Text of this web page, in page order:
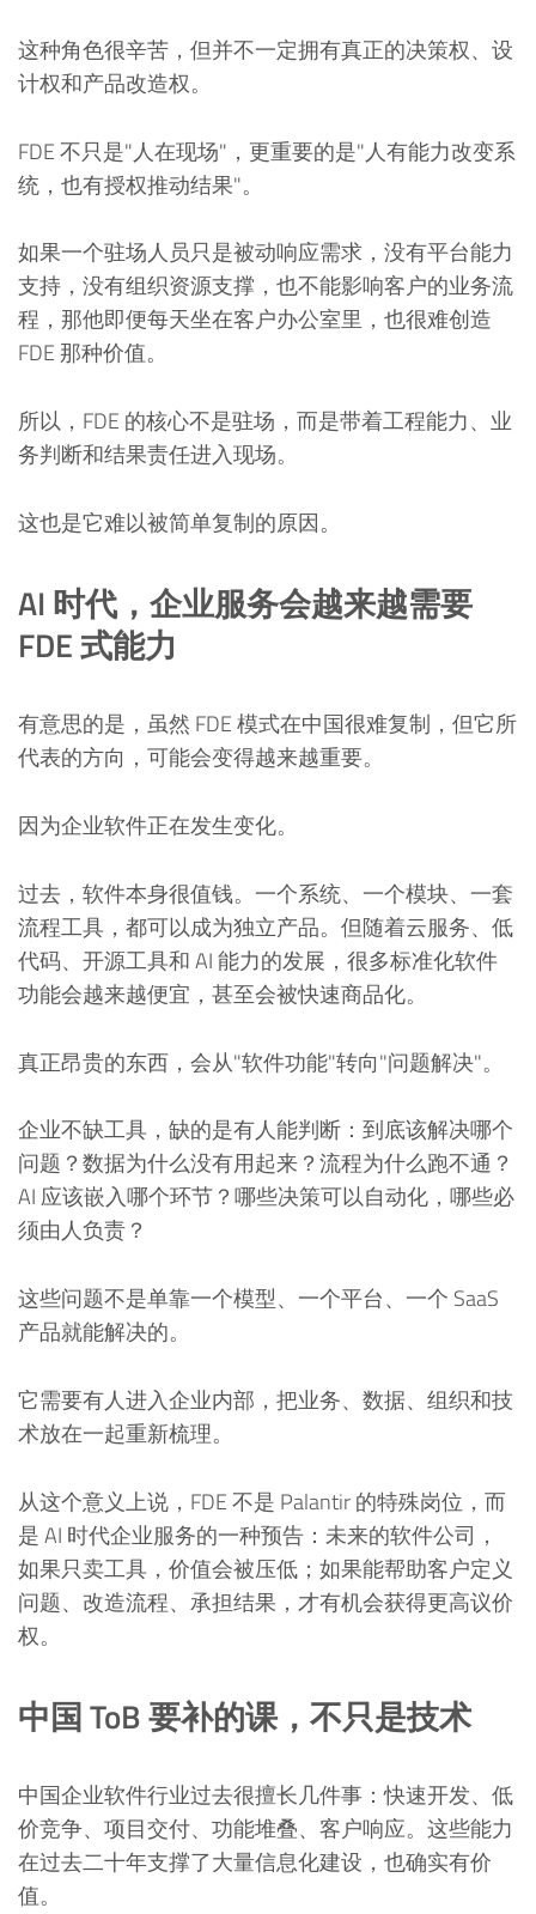
这种角色很辛苦，但并不一定拥有真正的决策权、设
计权和产品改造权。
FDE 不只是"人在现场"，更重要的是"人有能力改变系
统，也有授权推动结果"。
如果一个驻场人员只是被动响应需求，没有平台能力
支持，没有组织资源支撑，也不能影响客户的业务流
程，那他即便每天坐在客户办公室里，也很难创造
FDE 那种价值。
所以，FDE 的核心不是驻场，而是带着工程能力、业
务判断和结果责任进入现场。
这也是它难以被简单复制的原因。
AI 时代，企业服务会越来越需要
FDE 式能力
有意思的是，虽然 FDE 模式在中国很难复制，但它所
代表的方向，可能会变得越来越重要。
因为企业软件正在发生变化。
过去，软件本身很值钱。一个系统、一个模块、一套
流程工具，都可以成为独立产品。但随着云服务、低
代码、开源工具和 AI 能力的发展，很多标准化软件
功能会越来越便宜，甚至会被快速商品化。
真正昂贵的东西，会从"软件功能"转向"问题解决"。
企业不缺工具，缺的是有人能判断：到底该解决哪个
问题？数据为什么没有用起来？流程为什么跑不通？
AI 应该嵌入哪个环节？哪些决策可以自动化，哪些必
须由人负责？
这些问题不是单靠一个模型、一个平台、一个 SaaS
产品就能解决的。
它需要有人进入企业内部，把业务、数据、组织和技
术放在一起重新梳理。
从这个意义上说，FDE 不是 Palantir 的特殊岗位，而
是 AI 时代企业服务的一种预告：未来的软件公司，
如果只卖工具，价值会被压低；如果能帮助客户定义
问题、改造流程、承担结果，才有机会获得更高议价
权。
中国 ToB 要补的课，不只是技术
中国企业软件行业过去很擅长几件事：快速开发、低
价竞争、项目交付、功能堆叠、客户响应。这些能力
在过去二十年支撑了大量信息化建设，也确实有价
值。